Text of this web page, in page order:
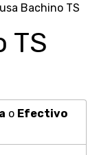
Bachino TS
TS
o Efectivo